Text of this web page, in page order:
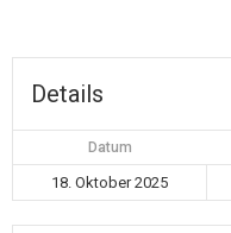
Details
Datum
18. Oktober 2025